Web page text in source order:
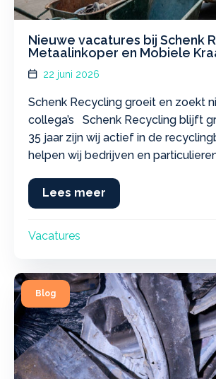
Nieuwe vacatures bij Schenk
Metaalinkoper en Mobiele
gezocht
22 juni 2026
Schenk Recycling groeit en zoekt
collega’s Schenk Recycling blijft
35 jaar zijn wij actief in de
helpen wij bedrijven en
metalen en andere grondstoffen.
aanhoudende groei van onze
Lees meer
Vacatures